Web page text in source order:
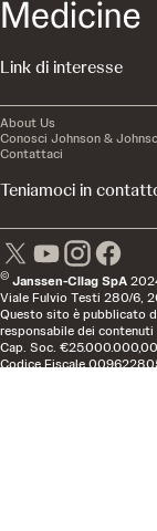
Link di interesse
About Us
Conosci Johnson &
Contattaci
Teniamoci in
© Janssen-Cilag SpA
Viale Fulvio Testi 280/6,
Questo sito è pubblicato
responsabile dei contenuti
Cap. Soc.
Codice Fiscale